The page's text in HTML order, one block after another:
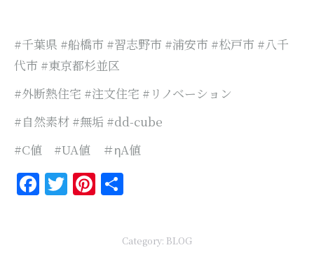
#千葉県 #船橋市 #習志野市 #浦安市 #松戸市 #八千
代市 #東京都杉並区
#外断熱住宅 #注文住宅 #リノベーション
#自然素材 #無垢 #dd-cube
#C値 #UA値 ＃ηA値
Facebook
Twitter
Pinterest
Category: BLOG